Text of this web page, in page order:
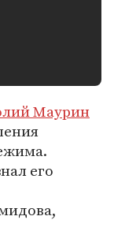
Маурин
его